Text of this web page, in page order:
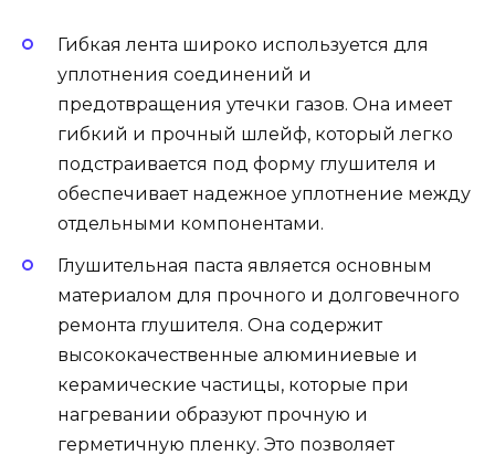
Гибкая лента широко используется для
уплотнения соединений и
предотвращения утечки газов. Она имеет
гибкий и прочный шлейф, который легко
подстраивается под форму глушителя и
обеспечивает надежное уплотнение между
отдельными компонентами.
Глушительная паста является основным
материалом для прочного и долговечного
ремонта глушителя. Она содержит
высококачественные алюминиевые и
керамические частицы, которые при
нагревании образуют прочную и
герметичную пленку. Это позволяет